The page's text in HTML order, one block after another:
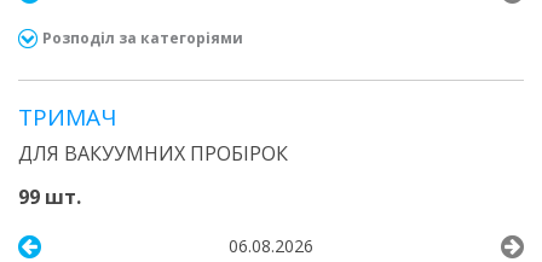
Розподіл за категоріями
ТРИМАЧ
ДЛЯ ВАКУУМНИХ ПРОБІРОК
99 шт.
06.08.2026